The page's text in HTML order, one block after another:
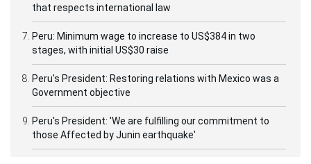
that respects international law
Peru: Minimum wage to increase to US$384 in two
stages, with initial US$30 raise
Peru's President: Restoring relations with Mexico was a
Government objective
Peru's President: 'We are fulfilling our commitment to
those Affected by Junin earthquake'